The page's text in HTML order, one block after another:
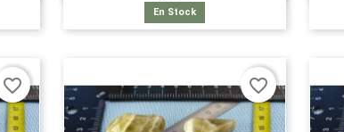
En Stock
favorite_border favorite_border